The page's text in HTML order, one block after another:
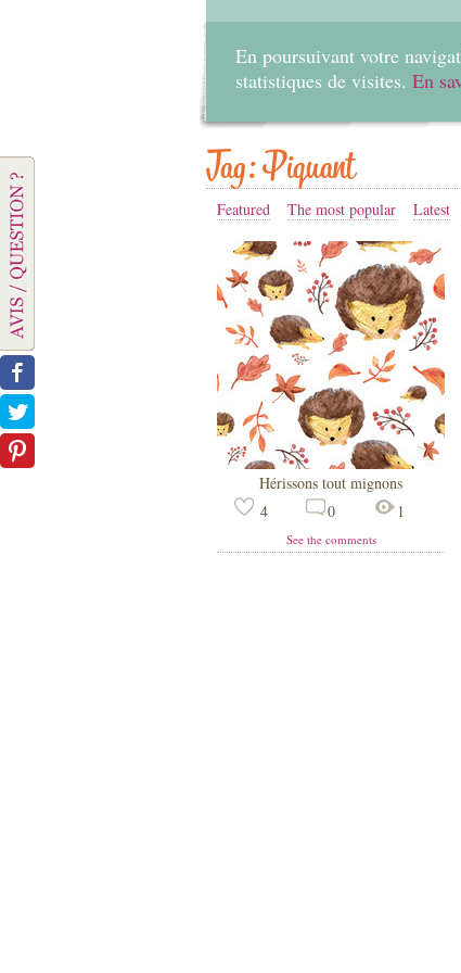
En poursuivant votre
statistiques de visites. En
Tag: Piquant
Featured The most popular Latest
Hérissons tout mignons
4
0 1
See the comments